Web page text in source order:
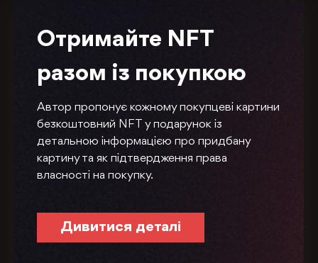
Отримайте NFT
разом із покупкою
Автор пропонує кожному покупцеві картини
безкоштовний NFT у подарунок із
детальною інформацією про придбану
картину та як підтвердження права
власності на покупку.
Дивитися деталі